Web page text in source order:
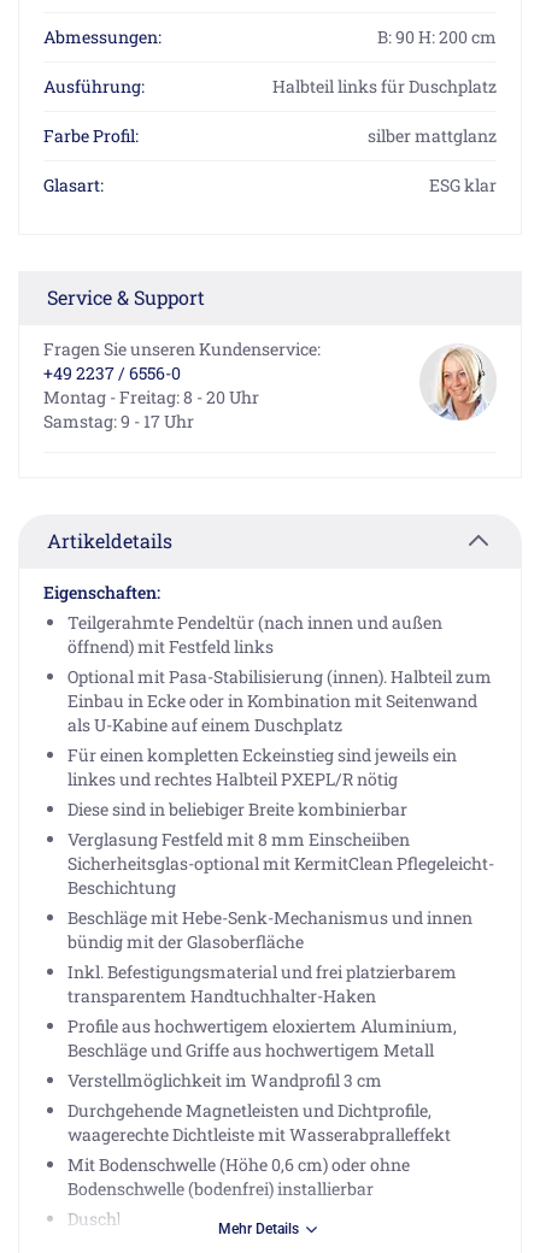
Abmessungen: B: 90 H: 200 cm
Ausführung: Halbteil links für Duschplatz
Farbe Profil: silber mattglanz
Glasart: ESG klar
Service & Support
Fragen Sie unseren Kundenservice:
+49 2237 / 6556-0
Montag - Freitag: 8 - 20 Uhr
Samstag: 9 - 17 Uhr
Artikeldetails
Eigenschaften:
Teilgerahmte Pendeltür (nach innen und außen
öffnend) mit Festfeld links
Optional mit Pasa-Stabilisierung (innen). Halbteil zum
Einbau in Ecke oder in Kombination mit Seitenwand
als U-Kabine auf einem Duschplatz
Für einen kompletten Eckeinstieg sind jeweils ein
linkes und rechtes Halbteil PXEPL/R nötig
Diese sind in beliebiger Breite kombinierbar
Verglasung Festfeld mit 8 mm Einscheiiben
Sicherheitsglas-optional mit KermitClean Pflegeleicht-
Beschichtung
Beschläge mit Hebe-Senk-Mechanismus und innen
bündig mit der Glasoberfläche
Inkl. Befestigungsmaterial und frei platzierbarem
transparentem Handtuchhalter-Haken
Profile aus hochwertigem eloxiertem Aluminium,
Beschläge und Griffe aus hochwertigem Metall
Verstellmöglichkeit im Wandprofil 3 cm
Durchgehende Magnetleisten und Dichtprofile,
waagerechte Dichtleiste mit Wasserabpralleffekt
Mit Bodenschwelle (Höhe 0,6 cm) oder ohne
Bodenschwelle (bodenfrei) installierbar
Duschboard: 90 cm
Mehr Details